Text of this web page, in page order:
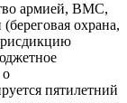
армией, ВМС,
охрана,
о
пятилетний